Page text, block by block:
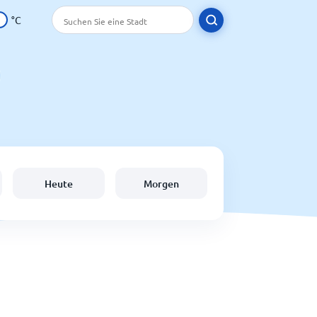
°C
Heute Morgen